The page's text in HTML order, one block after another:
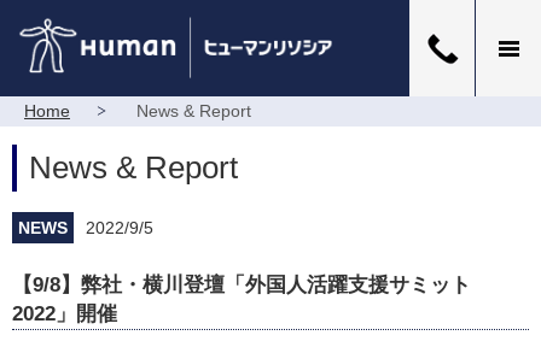
Home News & Report
News & Report
NEWS 2022/9/5
【9/8】弊社・横川登壇「外国人活躍支援サミット
2022」開催